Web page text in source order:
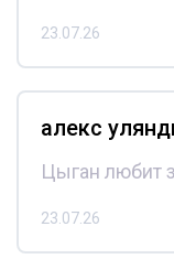
23.07.26
алекс
Цыган любит
23.07.26